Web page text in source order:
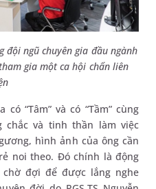
đội ngũ chuyên gia đầu ngành
gia một ca hội chẩn liên
“Tâm” và có “Tầm” cùng
chắc và tinh thần làm việc
hình ảnh của ông cần
noi theo. Đó chính là động
đợi để được lắng nghe